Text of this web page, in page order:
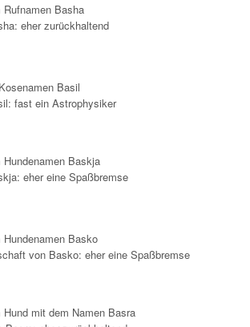
Rufnamen Basha
eher zurückhaltend
Basil
fast ein Astrophysiker
Baskja
eher eine Spaßbremse
Basko
von Basko: eher eine Spaßbremse
mit dem Namen Basra